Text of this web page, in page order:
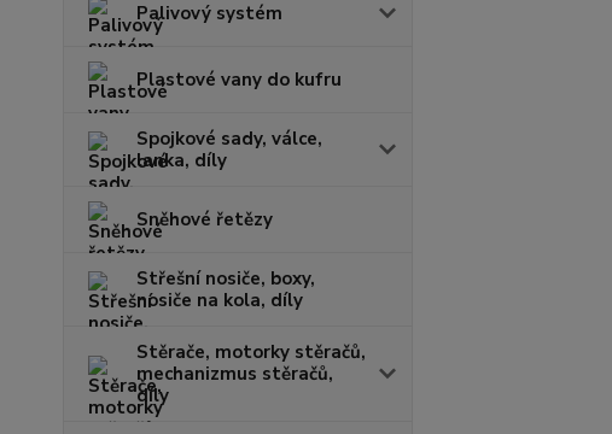
Palivový systém
Plastové vany do kufru
Spojkové sady, válce,
lanka, díly
Sněhové řetězy
Střešní nosiče, boxy,
nosiče na kola, díly
Stěrače, motorky stěračů,
mechanizmus stěračů,
díly